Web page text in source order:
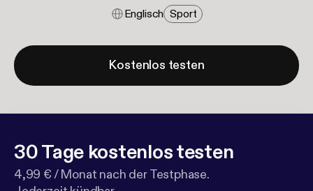
Englisch Sport
Kostenlos testen
30 Tage kostenlos testen
4,99 € / Monat nach der Testphase.